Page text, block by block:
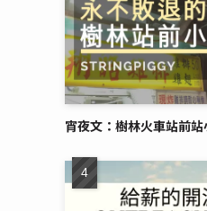
宵夜文：樹林火車站前站